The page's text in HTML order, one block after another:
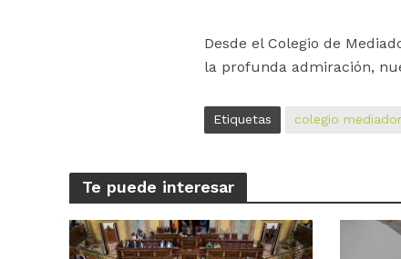
Desde el Colegio de
la profunda admiración,
Etiquetas colegio
Te puede interesar